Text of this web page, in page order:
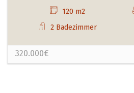
120 m2
2 Badezimmer
320.000€